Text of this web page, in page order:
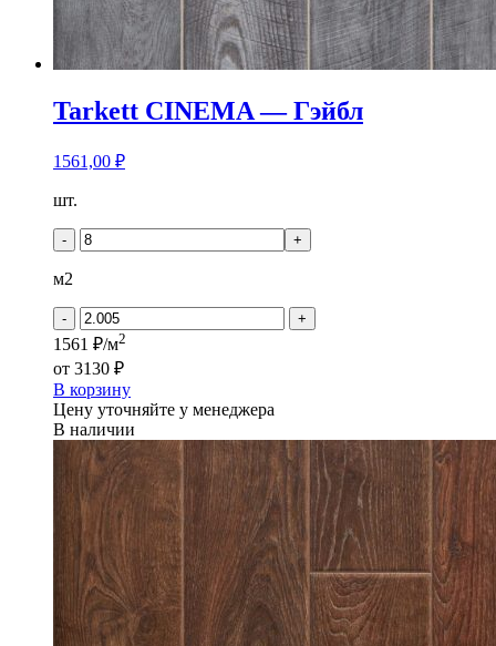
Tarkett CINEMA — Гэйбл
1561,00 ₽
Количество
Tarkett
-
шт.
- +
м2
- +
1561 ₽/м2
от 3130 ₽
В корзину
Цену уточняйте у менеджера
В наличии